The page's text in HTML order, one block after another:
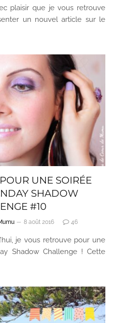
plaisir que je vous retrouve
un nouvel article sur le
UNE SOIRÉE
SHADOW
#10
8 août 2016 46
je vous retrouve pour une
Shadow Challenge ! Cette